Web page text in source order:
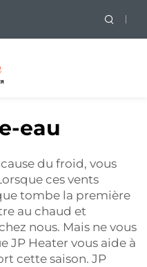
eau
du froid, vous
ces vents
tombe la première
au chaud et
nous. Mais ne vous
JP Heater vous aide à
cette saison. JP